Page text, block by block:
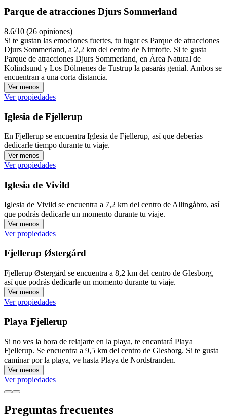
Parque de atracciones Djurs Sommerland
8.6/10 (26 opiniones)
Si te gustan las emociones fuertes, tu lugar es Parque de atracciones
Djurs Sommerland, a 2,2 km del centro de Nimtofte. Si te gusta
Parque de atracciones Djurs Sommerland, en Área Natural de
Kolindsund y Los Dólmenes de Tustrup la pasarás genial. Ambos se
encuentran a una corta distancia.
Ver menos
Ver propiedades
Iglesia de Fjellerup
En Fjellerup se encuentra Iglesia de Fjellerup, así que deberías
dedicarle tiempo durante tu viaje.
Ver menos
Ver propiedades
Iglesia de Vivild
Iglesia de Vivild se encuentra a 7,2 km del centro de Allingåbro, así
que podrás dedicarle un momento durante tu viaje.
Ver menos
Ver propiedades
Fjellerup Østergård
Fjellerup Østergård se encuentra a 8,2 km del centro de Glesborg,
así que podrás dedicarle un momento durante tu viaje.
Ver menos
Ver propiedades
Playa Fjellerup
Si no ves la hora de relajarte en la playa, te encantará Playa
Fjellerup. Se encuentra a 9,5 km del centro de Glesborg. Si te gusta
caminar por la playa, ve hasta Playa de Nordstranden.
Ver menos
Ver propiedades
Preguntas frecuentes